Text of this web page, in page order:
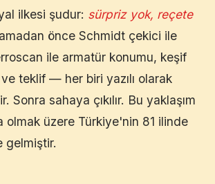
ilkesi şudur: sürpriz yok, reçete
önce Schmidt çekici ile
ile armatür konumu, keşif
teklif — her biri yazılı olarak
Sonra sahaya çıkılır. Bu yaklaşım
olmak üzere Türkiye'nin 81 ilinde
gelmiştir.